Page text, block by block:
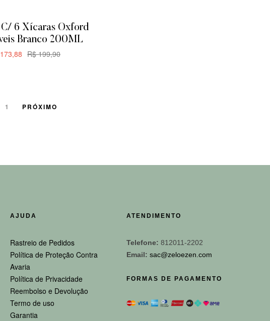
C/ 6 Xícaras Oxford
Branco 200ML
R$199,90
1 PRÓXIMO
AJUDA
Rastreio de Pedidos
Política de Proteção Contra
Avaria
Política de Privacidade
Reembolso e Devolução
Termo de uso
Garantia
ATENDIMENTO
Telefone: 812011-2202
Email: sac@zeloezen.com
FORMAS DE PAGAMENTO